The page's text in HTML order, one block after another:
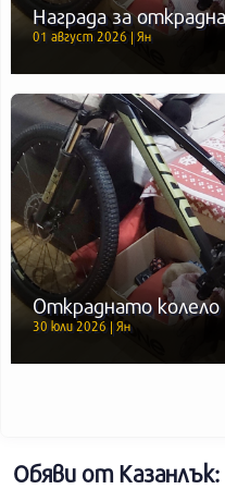
Награда за
01 август 2026 | Ян
Откраднато колело
30 юли 2026 | Ян
Обяви от Казанлък: